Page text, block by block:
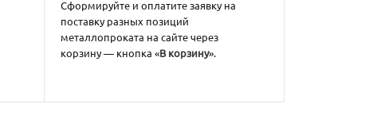
Сформируйте и оплатите заявку на
поставку разных позиций
металлопроката на сайте через
корзину — кнопка «В корзину».